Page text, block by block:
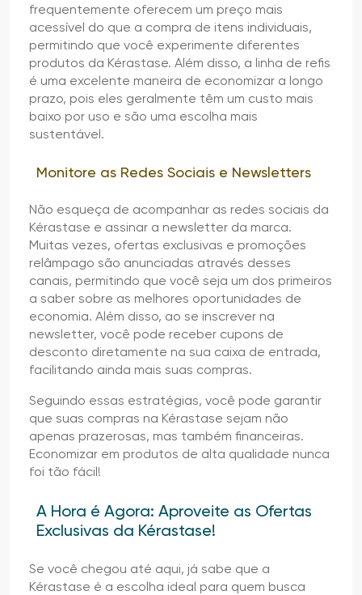
frequentemente oferecem um preço mais
acessível do que a compra de itens individuais,
permitindo que você experimente diferentes
produtos da Kérastase. Além disso, a linha de refis
é uma excelente maneira de economizar a longo
prazo, pois eles geralmente têm um custo mais
baixo por uso e são uma escolha mais
sustentável.
Monitore as Redes Sociais e Newsletters
Não esqueça de acompanhar as redes sociais da
Kérastase e assinar a newsletter da marca.
Muitas vezes, ofertas exclusivas e promoções
relâmpago são anunciadas através desses
canais, permitindo que você seja um dos primeiros
a saber sobre as melhores oportunidades de
economia. Além disso, ao se inscrever na
newsletter, você pode receber cupons de
desconto diretamente na sua caixa de entrada,
facilitando ainda mais suas compras.
Seguindo essas estratégias, você pode garantir
que suas compras na Kérastase sejam não
apenas prazerosas, mas também financeiras.
Economizar em produtos de alta qualidade nunca
foi tão fácil!
A Hora é Agora: Aproveite as Ofertas
Exclusivas da Kérastase!
Se você chegou até aqui, já sabe que a
Kérastase é a escolha ideal para quem busca